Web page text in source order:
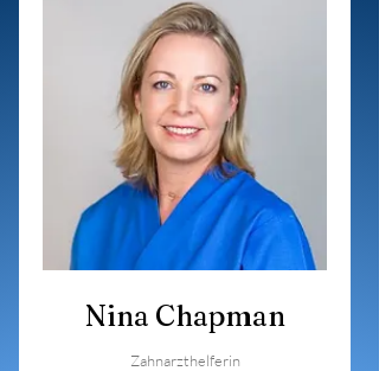
Nina Chapman
Zahnarzthelferin